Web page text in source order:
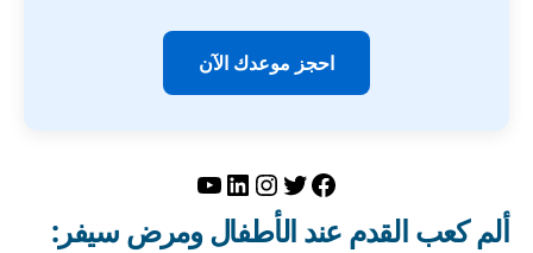
احجز موعدك الآن
فيسبوك
تويترإنستجرام
لينكد إنيوتيوب
ألم كعب القدم عند الأطفال ومرض سيفر: